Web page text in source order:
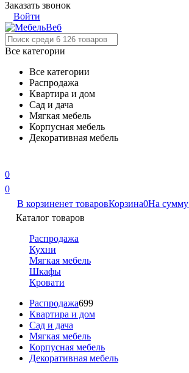
Заказать звонок
Войти
Все категории
Все категории
Распродажа
Квартира и дом
Сад и дача
Мягкая мебель
Корпусная мебель
Декоративная мебель
0
0
В корзиненет товаровКорзина0На сумму
Каталог товаров
Распродажа
Кухни
Мягкая мебель
Шкафы
Кровати
Распродажа699
Квартира и дом
Сад и дача
Мягкая мебель
Корпусная мебель
Декоративная мебель